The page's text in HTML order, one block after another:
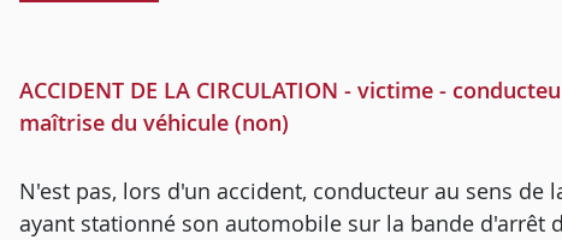
ACCIDENT DE LA CIRCULATION - victime -
maîtrise du véhicule (non)
N'est pas, lors d'un accident, conducteur au sens de
ayant stationné son automobile sur la bande d'arrêt